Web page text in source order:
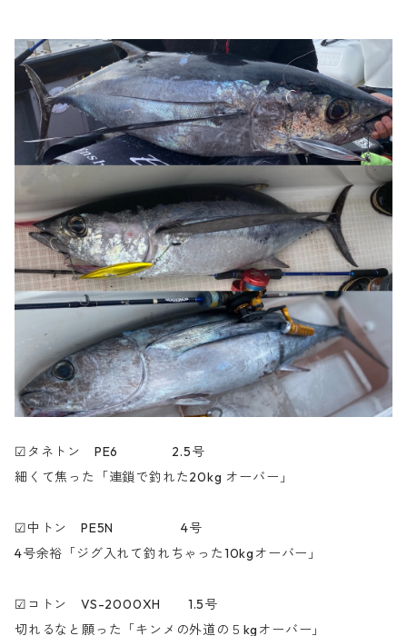
☑︎タネトン PE6 2.5号
細くて焦った「連鎖で釣れた20kg オーバー」
☑︎中トン PE5N 4号
4号余裕「ジグ入れて釣れちゃった10kgオーバー」
☑︎コトン VS-2000XH 1.5号
切れるなと願った「キンメの外道の５kgオーバー」